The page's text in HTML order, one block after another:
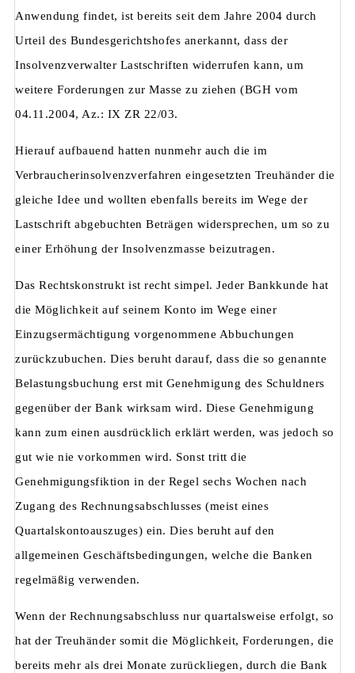
Anwendung findet, ist bereits seit dem Jahre 2004 durch
Urteil des Bundesgerichtshofes anerkannt, dass der
Insolvenzverwalter Lastschriften widerrufen kann, um
weitere Forderungen zur Masse zu ziehen (BGH vom
04.11.2004, Az.: IX ZR 22/03.
Hierauf aufbauend hatten nunmehr auch die im
Verbraucherinsolvenzverfahren eingesetzten Treuhänder die
gleiche Idee und wollten ebenfalls bereits im Wege der
Lastschrift abgebuchten Beträgen widersprechen, um so zu
einer Erhöhung der Insolvenzmasse beizutragen.
Das Rechtskonstrukt ist recht simpel. Jeder Bankkunde hat
die Möglichkeit auf seinem Konto im Wege einer
Einzugsermächtigung vorgenommene Abbuchungen
zurückzubuchen. Dies beruht darauf, dass die so genannte
Belastungsbuchung erst mit Genehmigung des Schuldners
gegenüber der Bank wirksam wird. Diese Genehmigung
kann zum einen ausdrücklich erklärt werden, was jedoch so
gut wie nie vorkommen wird. Sonst tritt die
Genehmigungsfiktion in der Regel sechs Wochen nach
Zugang des Rechnungsabschlusses (meist eines
Quartalskontoauszuges) ein. Dies beruht auf den
allgemeinen Geschäftsbedingungen, welche die Banken
regelmäßig verwenden.
Wenn der Rechnungsabschluss nur quartalsweise erfolgt, so
hat der Treuhänder somit die Möglichkeit, Forderungen, die
bereits mehr als drei Monate zurückliegen, durch die Bank